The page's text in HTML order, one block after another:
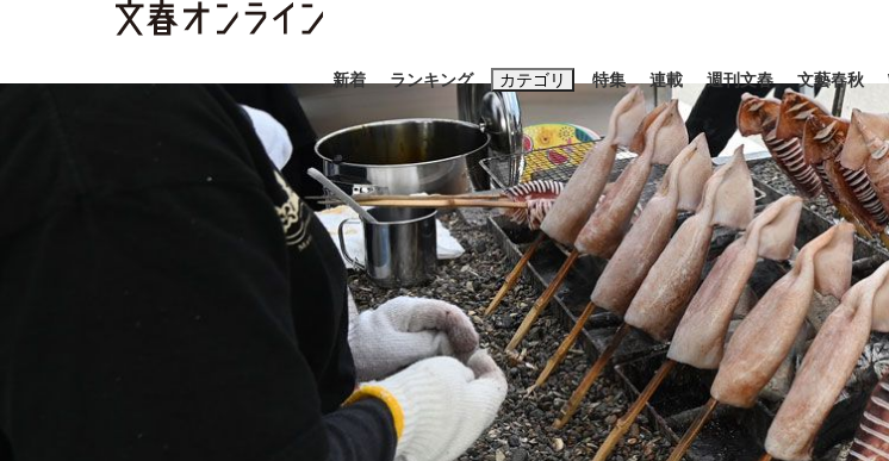
新着 ランキング カテゴリ
スクープ ニュース エンタメ ライフ
「善か悪かはどちらでもいい」リアル『九条の大罪』弁護士が明かすトク... 「キオ
特集 連載 週刊文春 文藝春秋
キーワード
おすすめのキーワードタグ一覧
#藤田晋 #三山凌輝 #高市早苗 #後藤真希 #森岡毅
#玉木雄一郎
#亀和田武